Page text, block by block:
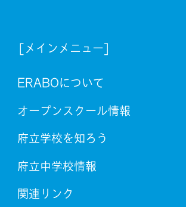
[メインメニュー]
ERABOについて
オープンスクール情報
府立学校を知ろう
府立中学校情報
関連リンク